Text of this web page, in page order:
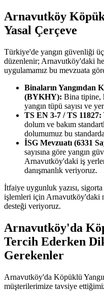
Arnavutköy
Yasal Çerçeve
Türkiye'de yangın güvenliği
düzenlenir; Arnavutköy'daki
uygulamamız bu mevzuata
Binaların Yangından
(BYKHY): Bina tipine,
yangın tüpü sayısı ve
TS EN 3-7 / TS 11827:
dolum ve bakım
dolumumuz bu
İSG Mevzuatı (6331
sayısına göre yangın
Arnavutköy'daki iş
danışmanlık veriyoruz.
İtfaiye uygunluk yazısı,
işlemleri için Arnavutköy'daki
desteği veriyoruz.
Arnavutköy'da
Tercih Ederken
Gerekenler
Arnavutköy'da Köpüklü
müşterilerimize tavsiye